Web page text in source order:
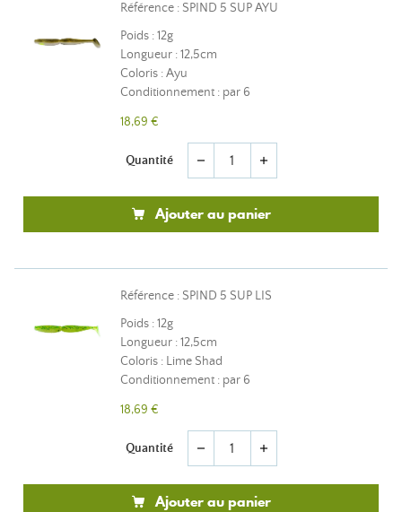
Référence : SPIND 5 SUP AYU
Poids : 12g
Longueur : 12,5cm
Coloris : Ayu
Conditionnement : par 6
18,69 €
Quantité remove add
Ajouter au panier
Référence : SPIND 5 SUP LIS
Poids : 12g
Longueur : 12,5cm
Coloris : Lime Shad
Conditionnement : par 6
18,69 €
Quantité remove add
Ajouter au panier